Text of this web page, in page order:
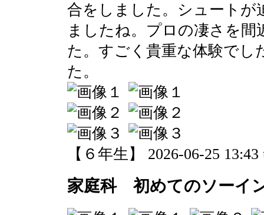
合をしました。シュート
ましたね。プロの凄さを
た。すごく貴重な体験で
た。
【６年生】 2026-06-25 13:43
家庭科 初めてのソーイ